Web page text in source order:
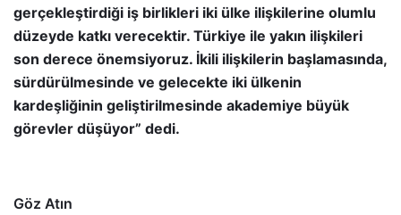
gerçekleştirdiği iş birlikleri iki ülke ilişkilerine olumlu
düzeyde katkı verecektir. Türkiye ile yakın ilişkileri
son derece önemsiyoruz. İkili ilişkilerin başlamasında,
sürdürülmesinde ve gelecekte iki ülkenin
kardeşliğinin geliştirilmesinde akademiye büyük
görevler düşüyor” dedi.
Göz Atın